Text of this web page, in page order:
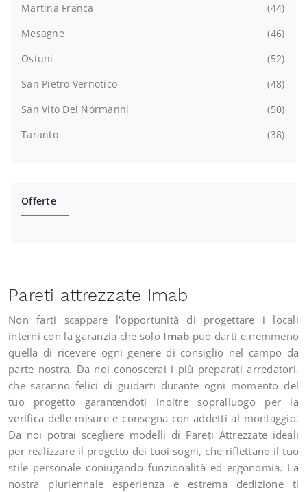
Martina Franca
44
Mesagne
46
Ostuni
52
San Pietro Vernotico
48
San Vito Dei Normanni
50
Taranto
38
Offerte
Pareti attrezzate Imab
Non farti scappare l'opportunità di progettare i locali
interni con la garanzia che solo Imab può darti e nemmeno
quella di ricevere ogni genere di consiglio nel campo da
parte nostra. Da noi conoscerai i più preparati arredatori,
che saranno felici di guidarti durante ogni momento del
tuo progetto garantendoti inoltre sopralluogo per la
verifica delle misure e consegna con addetti al montaggio.
Da noi potrai scegliere modelli di Pareti Attrezzate ideali
per realizzare il progetto dei tuoi sogni, che riflettano il tuo
stile personale coniugando funzionalità ed ergonomia. La
nostra pluriennale esperienza e estrema dedizione ti